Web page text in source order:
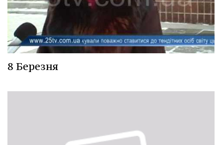
8 Березня